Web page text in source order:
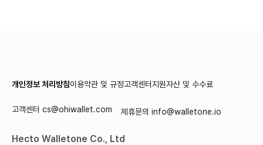
개인정보 처리방침이용약관 및 규정고객센터 지원자산 및 수수료
고객센터 cs@ohiwallet.com 제휴문의 info@walletone.io
Hecto Walletone Co., Ltd